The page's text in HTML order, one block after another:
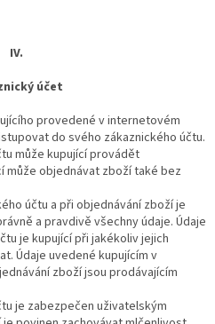
IV.
účet
provedené v internetovém
do svého zákaznického účtu.
může kupující provádět
může objednávat zboží také bez
účtu a při objednávání zboží je
a pravdivě všechny údaje. Údaje
je kupující při jakékoliv jejich
Údaje uvedené kupujícím v
zboží jsou prodávajícím
je zabezpečen uživatelským